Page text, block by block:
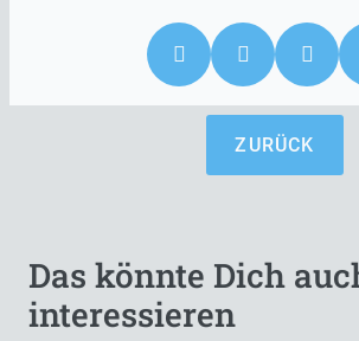
ZURÜCK
Das könnte Dich
interessieren